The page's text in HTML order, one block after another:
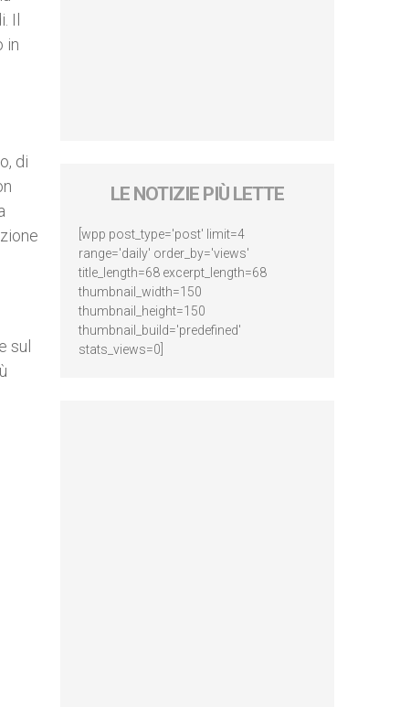
Il
in
di
sul
LE NOTIZIE PIÙ LETTE
[wpp post_type='post' limit=4
range='daily' order_by='views'
title_length=68 excerpt_length=68
thumbnail_width=150
thumbnail_height=150
thumbnail_build='predefined'
stats_views=0]